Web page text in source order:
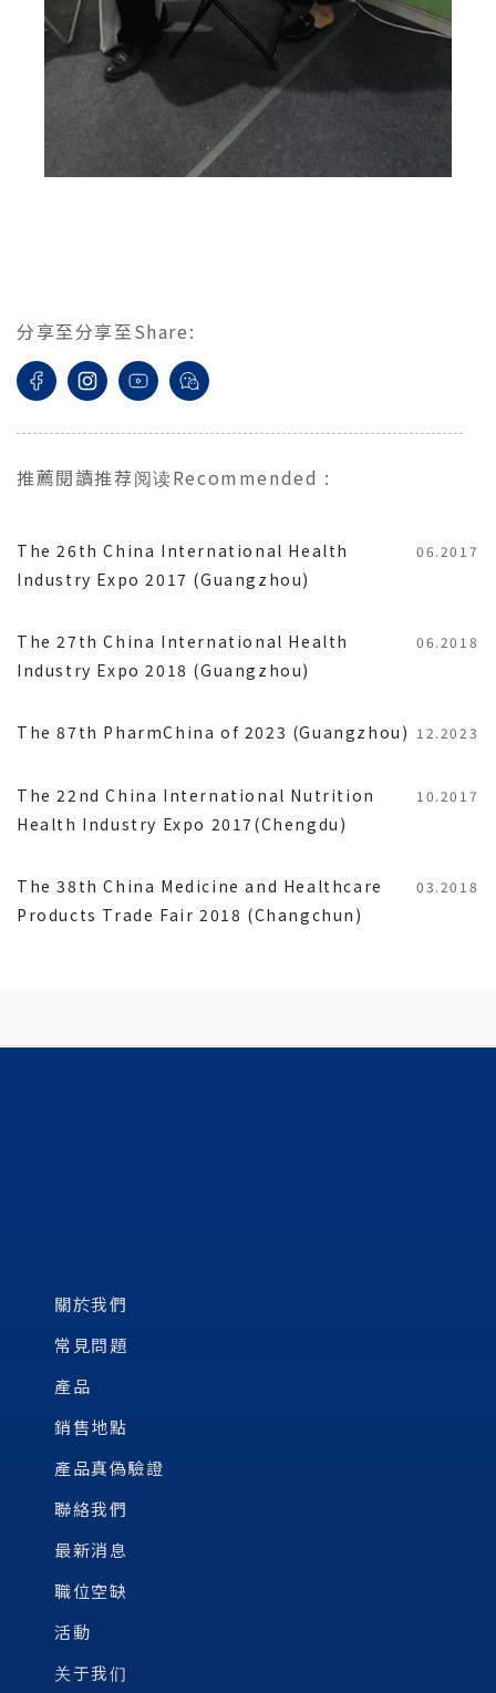
分享至分享至Share:
推薦閱讀推荐阅读Recommended :
The 26th China International Health
Industry Expo 2017 (Guangzhou)
06.2017
The 27th China International Health
Industry Expo 2018 (Guangzhou)
06.2018
The 87th PharmChina of 2023 (Guangzhou) 12.2023
The 22nd China International Nutrition
Health Industry Expo 2017(Chengdu)
10.2017
The 38th China Medicine and Healthcare
Products Trade Fair 2018 (Changchun)
03.2018
關於我們
常見問題
產品
銷售地點
產品真偽驗證
聯絡我們
最新消息
職位空缺
活動
关于我们